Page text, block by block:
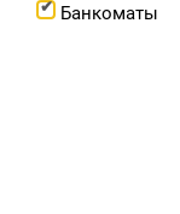
Банкоматы